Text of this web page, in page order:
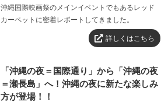
沖縄国際映画祭のメインイベントでもあるレッド
カーペットに密着レポートしてきました。
詳しくはこちら
「沖縄の夜＝国際通り」から「沖縄の夜
＝瀬長島」へ！沖縄の夜に新たな楽しみ
方が登場！！